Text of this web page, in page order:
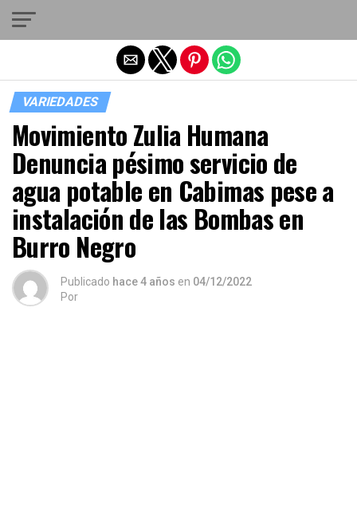
VARIEDADES
Movimiento Zulia Humana
Denuncia pésimo servicio de
agua potable en Cabimas pese a
instalación de las Bombas en
Burro Negro
Publicado hace 4 años en 04/12/2022
Por